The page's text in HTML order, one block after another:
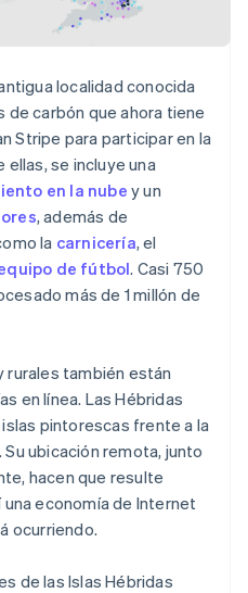
localidad conocida
de carbón que ahora tiene
Stripe para participar en la
se incluye una
en la nubey un
, además de
la carnicería, el
de fútbol. Casi 750
más de 1 millón de
rurales también están
en línea. Las Hébridas
pintorescas frente a la
ubicación remota, junto
hacen que resulte
economía de Internet
ocurriendo.
de las Islas Hébridas